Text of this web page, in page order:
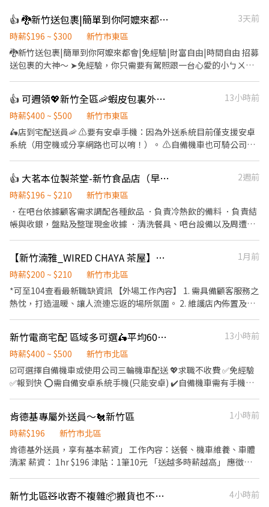
👍 🐉新竹送包裹|簡單到你阿嬤來都會|免經驗|財富自由|時間自由
3天前
時薪$196 ~ $300
新竹市東區
🐉新竹送包裹|簡單到你阿嬤來都會|免經驗|財富自由|時間自由 招募
送包裹的大神～ ➤免經驗，你只需要有駕照跟一台心愛的小ㄅㄨㄅ
０後即可上線，送完可以直接下線，時間自由 ➤需有 安卓手機、機
車駕照 有什麼問題快點來問我，這邊會幫你安排全台的線上說明會
參加唷～ 說明會內會講解得很清楚，只需要在家線上就能聽，可以
先參加再決定要不要上線唷～ ʕ•ᴥ•ʔ
👍 可週領💖新竹全區🦐蝦皮包裏外送員/免經驗平均50～80K，公司車
13小時前
時薪$400 ~ $500
新竹市東區
🛵店到宅配送員🦐 ⚠️要有安卓手機：因為外送系統目前僅支援安卓
系統（用空機或分享網路也可以唷！）。 ⚠️自備機車也可騎公司電
👉👉👉至門市自行取貨配送，沒有傳統宅配人事問題 📌 工作內
容： ↪︎ 騎機車(自備或公司車)將包裏從門市配送至買家地點(範圍
3km內) 在我們這裡的夥伴收入大概長這樣： 🛵 隨便送送（熟悉路
線中）：$40,000 ~ $60,000 元 / 月 🛵 乖乖聽話送（穩定出勤）：
✅ 領薪彈性：每月15號準時發薪（可匯款/領現），亦可配合【每週
領薪】，週週有錢花！ ━━━━━━━━━━━━━━━━━ 📍
━━━━━━━━━━━━━━━━━ 新竹縣各行政區皆有缺額
（新竹市、竹北市） 點擊立即應徵，私訊告知小編你想送哪一區，
馬上幫你保留就近站點！ ━━━━━━━━━━━━━━━━━ 📩
【火速卡位應徵流程】 ➊ 點擊填寫廠商制式履歷（1分鐘完成，快
供廠商審核，敏感欄位（身分證/詳細地址）錄取前皆可先不填！ ➋
加入留言： 👉https://lin.ee/OBnhVN5 私訊留下 ⌜姓名+電話 +應
徵蝦皮外送」💥
👍 大茗本位製茶堂-新竹食品店（早班長期工讀）
2週前
時薪$196 ~ $210
新竹市東區
．在吧台依據顧客需求調配各種飲品 ．負責冷熱飲的備料 ．負責結
帳與收銀，盤點及整理現金收據 ．清洗餐具、吧台設備以及周遭工
【新竹湳雅_WIRED CHAYA 茶屋】餐廳內外場計時/假日計時(供餐)
1月前
時薪$200 ~ $210
新竹市北區
*可至104查看最新職缺資訊 【外場工作內容】 1. 需具備顧客服務之
熱忱，打造溫暖、讓人流連忘返的場所氛圍。 2. 維護店內佈置及擺
打造舒適愉悅的工作場合是團隊共同的目標。 【內場工作內容】 1.
依食譜進行菜肴製作並確保出餐品質穩定。 2. 設備、器材的清潔、
保養與維護。 3. 有效控管食材的新鮮與衛生，讓人吃得美味且安
心。 4. 共同維護工作場所的整潔、安全及衛生。 5. 打造舒適愉悅的
合早晚輪班。 ★☆免費供餐、上班日提供飲品1杯。 ★☆不定期邀
請專業餐飲講師授課。
新竹電商宅配 區域多可選🛵平均60～100K🙌🏻可騎公司車🉑️週領
13小時前
時薪$400 ~ $500
新竹市北區
☑️可選擇自備機車或使用公司三輪機車配送 💖求職不收費 ✅免經驗
✅報到快 ⭕需自備安卓系統手機(只能安卓) ✔️自備機車需有手機
08:00-17:00 (當日貨量提早送完可提早下班) 💰薪資 達到獎勵最高一
件達 $45 每件 $23~26 如有借公司車 可保障每日 $1568 平均月收至
少可5至6萬 (會跑大多能10萬以上) 🎉休假方式 排休 (一週五天班)
📌上班地點 北區、東區、香山、北埔、新埔、新豐、湖口、竹北、
加入留言 全名✚電話 附上 職缺標題截圖即可✍🏻
肯德基專屬外送員～🐔新竹區
1小時前
時薪$196
新竹市北區
肯德基外送員，享有基本薪資」 工作內容：送餐、機車維養、車體
清潔 薪資： 1hr $196 津貼：1筆10元 「送越多時薪越高」 應徵時
🔝🔝🔝
新竹北區🧸收寄不複雜📦搬貨也不怕💪🧤荷包飽飽啦🦐💰🅢Ⓗ🅞Ⓟ🅔Ⓔ門市人員
4小時前